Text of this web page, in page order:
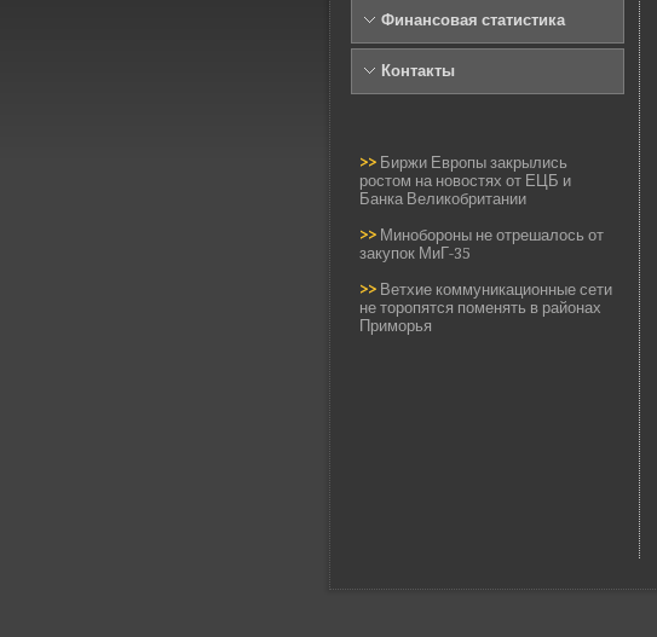
Финансовая статистика
Контакты
>> Биржи Европы закрылись
ростом на новостях от ЕЦБ и
Банка Великобритании
>> Минобороны не отрешалось от
закупок МиГ-35
>> Ветхие коммуникационные сети
не торопятся поменять в районах
Приморья